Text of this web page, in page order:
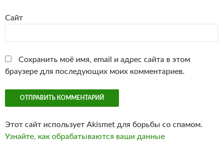
Сайт
Сохранить моё имя, email и адрес сайта в этом
браузере для последующих моих комментариев.
Этот сайт использует Akismet для борьбы со спамом.
Узнайте, как обрабатываются ваши данные